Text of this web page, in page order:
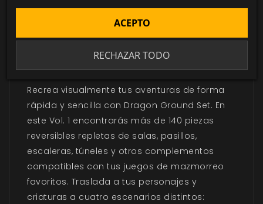
DESCRIPCIÓN
Recrea visualmente tus aventuras de forma
rápida y sencilla con Dragon Ground Set. En
este Vol. 1 encontrarás más de 140 piezas
reversibles repletas de salas, pasillos,
escaleras, túneles y otros complementos
compatibles con tus juegos de mazmorreo
favoritos. Traslada a tus personajes y
criaturas a cuatro escenarios distintos:
RECHAZAR TODO
ACEPTO